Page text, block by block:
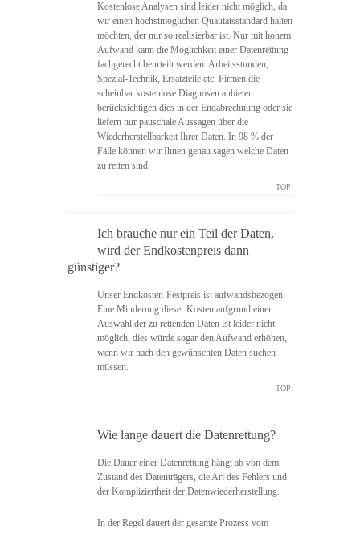
Kostenlose Analysen sind leider nicht möglich, da
wir einen höchstmöglichen Qualitätsstandard halten
möchten, der nur so realisierbar ist. Nur mit hohem
Aufwand kann die Möglichkeit einer Datenrettung
fachgerecht beurteilt werden: Arbeitsstunden,
Spezial-Technik, Ersatzteile etc. Firmen die
scheinbar kostenlose Diagnosen anbieten
berücksichtigen dies in der Endabrechnung oder sie
liefern nur pauschale Aussagen über die
Wiederherstellbarkeit Ihrer Daten. In 98 % der
Fälle können wir Ihnen genau sagen welche Daten
zu retten sind.
TOP
Ich brauche nur ein Teil der Daten,
wird der Endkostenpreis dann
günstiger?
Unser Endkosten-Festpreis ist aufwandsbezogen.
Eine Minderung dieser Kosten aufgrund einer
Auswahl der zu rettenden Daten ist leider nicht
möglich, dies würde sogar den Aufwand erhöhen,
wenn wir nach den gewünschten Daten suchen
müssen.
TOP
Wie lange dauert die Datenrettung?
Die Dauer einer Datenrettung hängt ab von dem
Zustand des Datenträgers, die Art des Fehlers und
der Kompliziertheit der Datenwiederherstellung.
In der Regel dauert der gesamte Prozess vom